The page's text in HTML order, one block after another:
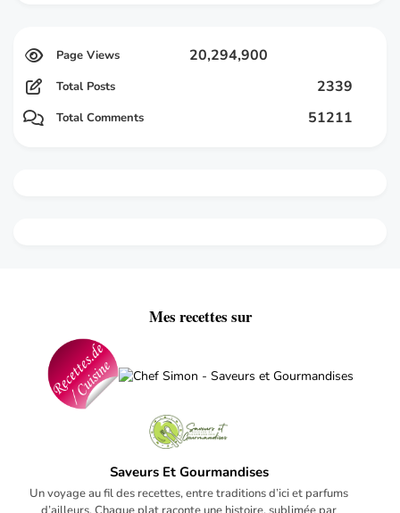
20,294,900
Total Posts 2339
Total Comments 51211
Mes recettes sur
Saveurs Et Gourmandises
Un voyage au fil des recettes, entre traditions d’ici et parfums